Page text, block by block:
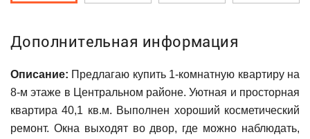
Дополнительная информация
Описание: Предлагаю купить 1-комнатную квартиру на
8-м этаже в Центральном районе. Уютная и просторная
квартира 40,1 кв.м. Выполнен хороший косметический
ремонт. Окна выходят во двор, где можно наблюдать,